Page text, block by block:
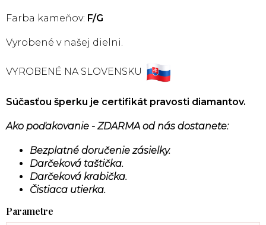
Farba kameňov: F/G
Vyrobené v našej dielni.
VYROBENÉ NA SLOVENSKU
Súčasťou šperku je certifikát pravosti diamantov.
Ako poďakovanie - ZDARMA od nás dostanete:
Bezplatné doručenie zásielky.
Darčeková taštička.
Darčeková krabička.
Čistiaca utierka.